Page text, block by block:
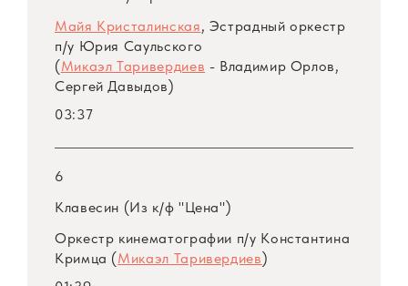
Майя Кристалинская, Эстрадный оркестр
п/у Юрия Саульского
(Микаэл Таривердиев - Владимир Орлов,
Сергей Давыдов)
03:37
6
Клавесин (Из к/ф "Цена")
Оркестр кинематографии п/у Константина
Кримца (Микаэл Таривердиев)